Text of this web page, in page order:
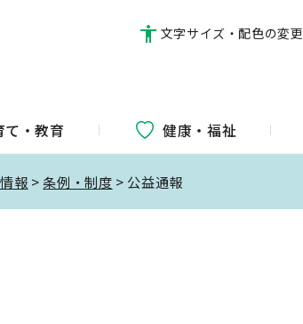
文字サイズ・配色の変更
て・教育 健康・福祉
報 >条例・制度 > 公益通報